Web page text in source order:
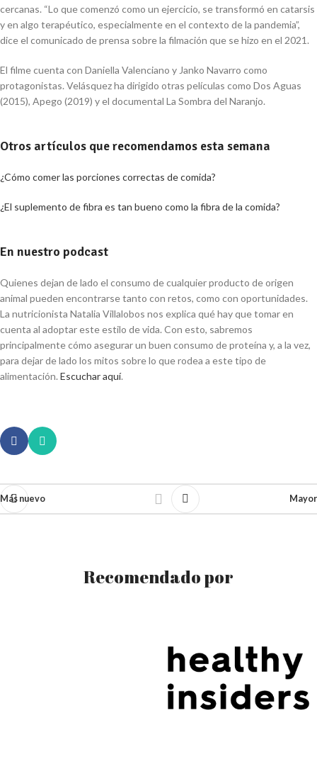
cercanas. “Lo que comenzó como un ejercicio, se transformó en catarsis
y en algo terapéutico, especialmente en el contexto de la pandemia”,
dice el comunicado de prensa sobre la filmación que se hizo en el 2021.
El filme cuenta con Daniella Valenciano y Janko Navarro como
protagonistas. Velásquez ha dirigido otras películas como Dos Aguas
(2015), Apego (2019) y el documental La Sombra del Naranjo.
Otros artículos que recomendamos esta semana
¿Cómo comer las porciones correctas de comida?
¿El suplemento de fibra es tan bueno como la fibra de la comida?
En nuestro podcast
Quienes dejan de lado el consumo de cualquier producto de origen
animal pueden encontrarse tanto con retos, como con oportunidades.
La nutricionista Natalia Villalobos nos explica qué hay que tomar en
cuenta al adoptar este estilo de vida. Con esto, sabremos
principalmente cómo asegurar un buen consumo de proteína y, a la vez,
para dejar de lado los mitos sobre lo que rodea a este tipo de
alimentación. Escuchar aquí.
Más nuevo Mayor
Recomendado por